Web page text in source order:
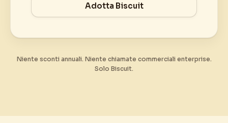
Adotta Biscuit
Niente sconti annuali. Niente chiamate commerciali enterprise.
Solo Biscuit.